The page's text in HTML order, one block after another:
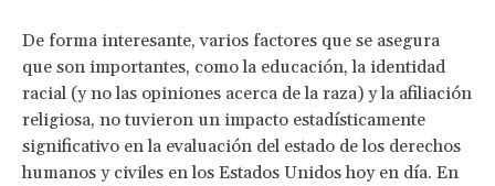
De forma interesante, varios factores que se asegura
que son importantes, como la educación, la identidad
racial (y no las opiniones acerca de la raza) y la afiliación
religiosa, no tuvieron un impacto estadísticamente
significativo en la evaluación del estado de los derechos
humanos y civiles en los Estados Unidos hoy en día. En